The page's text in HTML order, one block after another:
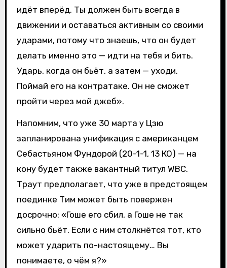
идёт вперёд. Ты должен быть всегда в
движении и оставаться активным со своими
ударами, потому что знаешь, что он будет
делать именно это — идти на тебя и бить.
Ударь, когда он бьёт, а затем — уходи.
Поймай его на контратаке. Он не сможет
пройти через мой джеб».
Напомним, что уже 30 марта у Цзю
запланирована унификация с американцем
Себастьяном Фундорой (20-1-1, 13 КО) — на
кону будет также вакантный титул WBC.
Траут предполагает, что уже в предстоящем
поединке Тим может быть повержен
досрочно: «Гоше его сбил, а Гоше не так
сильно бьёт. Если с ним столкнётся тот, кто
может ударить по-настоящему… Вы
понимаете, о чём я?»